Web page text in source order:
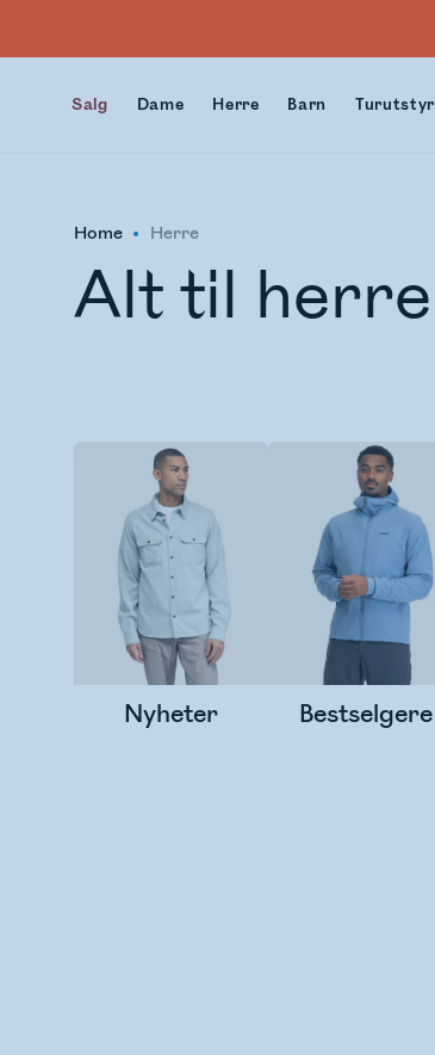
Salg Dame Herre Barn Turutstyr
Home Herre
Nyheter Bestselgere
Alt til herre